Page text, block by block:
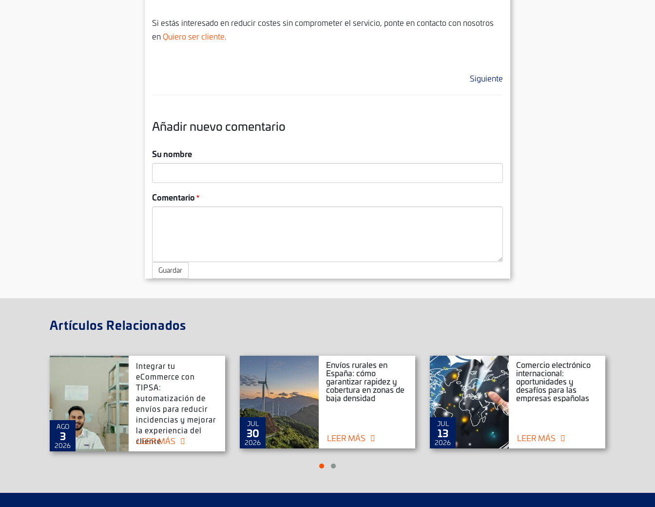
Si estás interesado en reducir costes sin comprometer el servicio, ponte en contacto con nosotros
en Quiero ser cliente.
Siguiente
Añadir nuevo comentario
Su nombre
Comentario
Guardar
Artículos Relacionados
AGO
3
2026
Integrar tu
eCommerce con
TIPSA:
automatización de
envíos para reducir
incidencias y mejorar
la experiencia del
cliente
LEER MÁS
JUL
30
2026
Envíos rurales en
España: cómo
garantizar rapidez y
cobertura en zonas de
baja densidad
LEER MÁS
JUL
13
2026
Comercio electrónico
internacional:
oportunidades y
desafíos para las
empresas españolas
LEER MÁS